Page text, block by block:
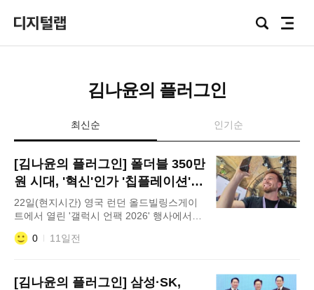
Focus
Lab
검
전
김나윤의 플러그인
최신순 인기순
[김나윤의 플러그인] 폴더블 350만
원 시대, '혁신'인가 '칩플레이션'
전가인가
22일(현지시간) 영국 런던 올드빌링스게이
트에서 열린 '갤럭시 언팩 2026' 행사에서
'갤럭시 Z 폴드8 울트라'와 '갤럭시 Z 폴드8·
갤럭시 Z 플립8'을 경험하는 모습 스마트폰
상위
0 11일전
[김나윤의 플러그인] 삼성·SK,